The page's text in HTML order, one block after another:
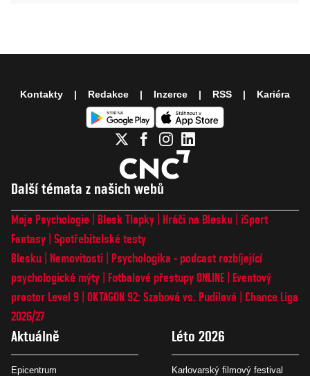
Další témata z našich webů
Moje Psychologie Blesk Tlapky Hráči na Blesku
iSport
Fantasy Spotřebitelské testy
Blesku
Nemovitosti
Psychologika - podcast rozbíjející
psychologické mýty
Fotbalové přestupy ONLINE
Eventový
prostor Level 9 OKTAGON 92: Szabová vs. Pudilová
Chance Liga
2026/27
Aktuálně
Epicentrum
Léto 2026
Karlovarský filmový festival
Kontakty Redakce Inzerce RSS Kariéra